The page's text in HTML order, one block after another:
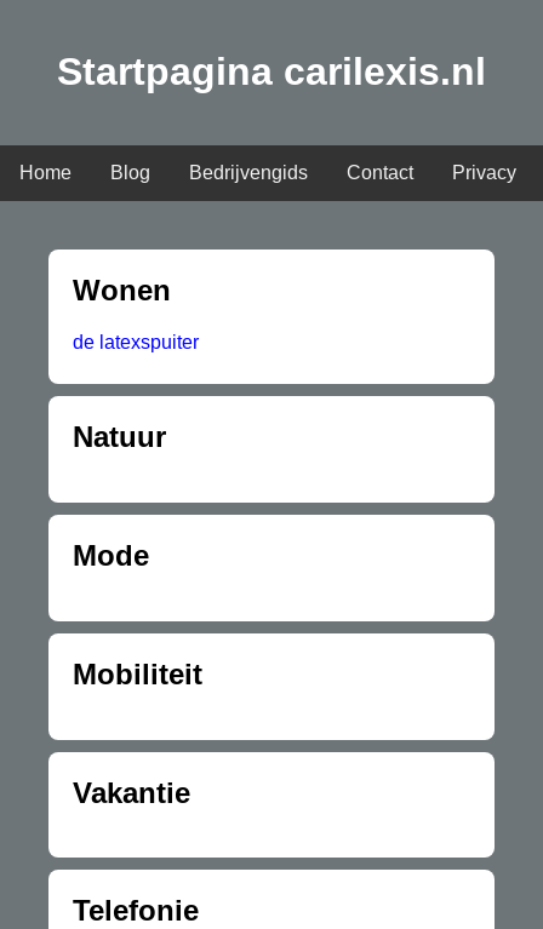
Startpagina carilexis.nl
Home Blog Bedrijvengids Contact Privacy
Wonen
de latexspuiter
Natuur
Mode
Mobiliteit
Vakantie
Telefonie